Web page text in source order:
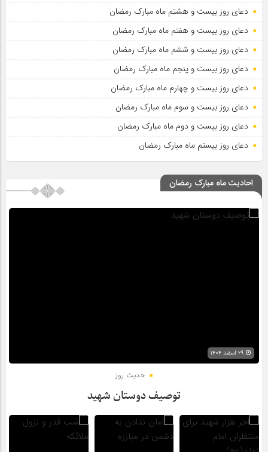
دعای روز بیست و هشتم ماه مبارک رمضان
دعای روز بیست و هفتم ماه مبارک رمضان
دعای روز بیست و ششم ماه مبارک رمضان
دعای روز بیست و پنجم ماه مبارک رمضان
دعای روز بیست و چهارم ماه مبارک رمضان
دعای روز بیست و سوم ماه مبارک رمضان
دعای روز بیست و دوم ماه مبارک رمضان
دعای روز بیستم ماه مبارک رمضان
احادیث ماه مبارک رمضان
حدیث روز
توصیف دوستان شهید